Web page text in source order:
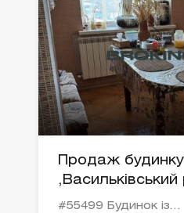
Продаж
,Васильківський
#55499 Будинок із…